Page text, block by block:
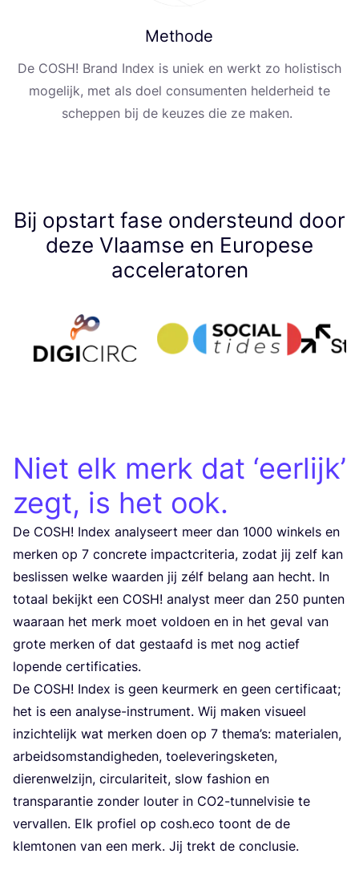
Methode
De COSH! Brand Index is uni­ek en wer­kt zo holis­tis­ch
moge­lijk, met als doel con­su­men­ten hel­der­he­id te
schep­pen bij de keuzes die ze maken.
Bij opstart fase ondersteund door
deze Vlaamse en Europese
acceleratoren
Niet elk merk dat ‘eerlijk’
zegt, is het ook.
De COSH! Index analyse­ert meer dan 1000 win­kels en
mer­ken op 7 con­cre­te impac­t­cri­te­ria, zodat jij zelf kan
bes­li­ssen wel­ke waar­den jij zélf belang aan hec­ht. In
tota­al bekij­kt een COSH! analyst meer dan 250 pun­ten
waara­an het merk moet vol­do­en en in het geval van
gro­te mer­ken of dat ges­ta­afd is met nog acti­ef
lopen­de certificaties.
De COSH! Index is geen keur­merk en geen cer­ti­fi­ca­at;
het is een analyse-ins­tru­ment. Wij maken visu­eel
inzic­h­te­lijk wat mer­ken doen op 7 the­ma’s: mate­ri­alen,
arbe­id­som­s­tan­dig­he­den, toele­ve­rin­g­ske­ten,
dierenwel­zijn, cir­cu­la­ri­te­it, slow fashi­on en
tran­s­pa­ran­tie zon­der louter in CO2-tun­nel­vi­sie te
ver­val­len. Elk pro­fi­el op cosh.eco toont de de
klem­to­nen van een merk. Jij trekt de con­clu­sie.